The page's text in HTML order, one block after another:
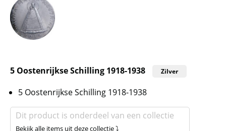
5 Oostenrijkse Schilling 1918-1938 Zilver
5 Oostenrijkse Schilling 1918-1938
Dit product is onderdeel van een collectie
Bekijk alle items uit deze collectie ⤵